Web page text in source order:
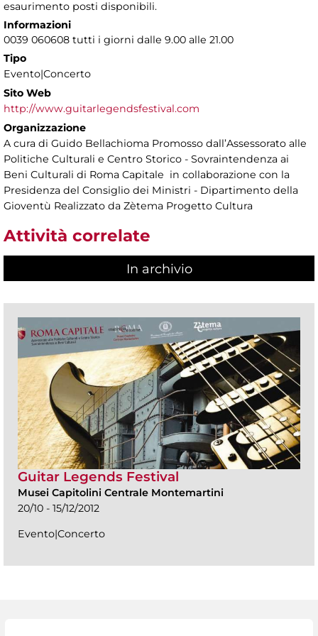
esaurimento posti disponibili.
Informazioni
0039 060608 tutti i giorni dalle 9.00 alle 21.00
Tipo
Evento|Concerto
Sito Web
http://www.guitarlegendsfestival.com
Organizzazione
A cura di Guido Bellachioma Promosso dall’Assessorato alle
Politiche Culturali e Centro Storico - Sovraintendenza ai
Beni Culturali di Roma Capitale in collaborazione con la
Presidenza del Consiglio dei Ministri - Dipartimento della
Gioventù Realizzato da Zètema Progetto Cultura
Attività correlate
In archivio
Guitar Legends Festival
Musei Capitolini Centrale Montemartini
20/10 - 15/12/2012
Evento|Concerto